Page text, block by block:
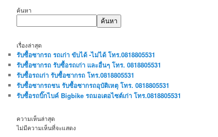
ค้นหา
ค้นหา
เรื่องล่าสุด
รับซื้อซากรถ รถเก่า ขับได้ -ไม่ได้ โทร.0818805531
รับซื้อซากรถ รับซื้อรถเก่า และอื่นๆ โทร. 0818805531
รับซื้อรถเก่า รับซื้อซากรถ โทร.0818805531
รับซื้อซากรถชน รับซื้อซากรถอุบัติเหตุ โทร. 0818805531
รับซื้อรถบิ๊กไบค์ Bigbike รถมอเตอไซต์เก่า โทร.0818805531
ความเห็นล่าสุด
ไม่มีความเห็นที่จะแสดง